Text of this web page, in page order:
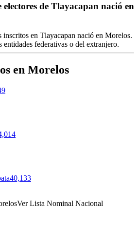
de Tlayacapan nació en
inscritos en Tlayacapan nació en Morelos.
entidades federativas o del extranjero.
en Morelos
40,133
Ver Lista Nominal Nacional